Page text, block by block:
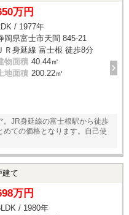
万円
/ 1977年
岡県富士市天間 845-21
ＪＲ身延線 富士根 徒歩8分
物面積 40.44㎡
地面積 200.22㎡
。JR身延線の富士根駅から徒歩
めての価格となります。自己使
建て
万円
/ 1980年